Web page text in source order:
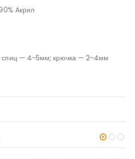
Aкрил
спиц — 4-5мм; крючка — 2-4мм